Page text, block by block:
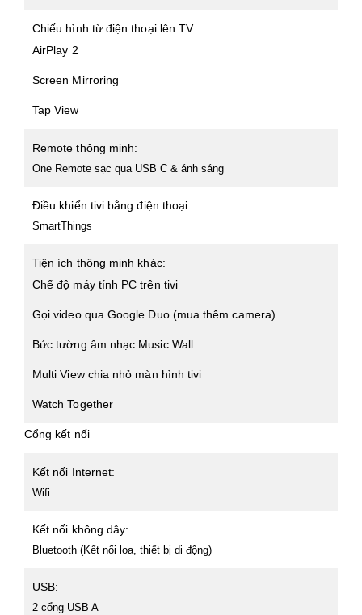
Chiếu hình từ điện thoại lên TV:
AirPlay 2
Screen Mirroring
Tap View
Remote thông minh:
One Remote sạc qua USB C & ánh sáng
Điều khiển tivi bằng điện thoại:
SmartThings
Tiện ích thông minh khác:
Chế độ máy tính PC trên tivi
Gọi video qua Google Duo (mua thêm camera)
Bức tường âm nhạc Music Wall
Multi View chia nhỏ màn hình tivi
Watch Together
Cổng kết nối
Kết nối Internet:
Wifi
Kết nối không dây:
Bluetooth (Kết nối loa, thiết bị di động)
USB:
2 cổng USB A